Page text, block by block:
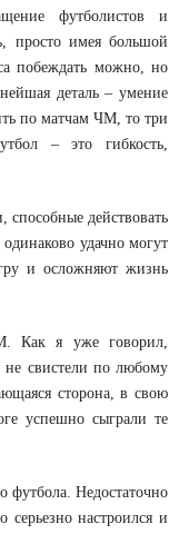
футболистов и
просто имея большой
побеждать можно, но
деталь – умение
по матчам ЧМ, то три
– это гибкость,
действовать
удачно могут
и осложняют жизнь
Как я уже говорил,
не свистели по любому
сторона, в свою
успешно сыграли те
футбола. Недостаточно
настроился и